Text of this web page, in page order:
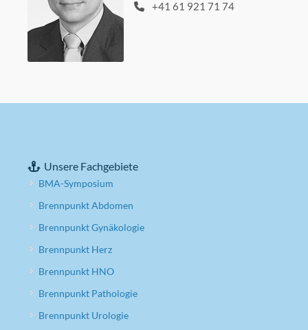
+41 61 921 71 74
Unsere Fachgebiete
BMA-Symposium
Brennpunkt Abdomen
Brennpunkt Gynäkologie
Brennpunkt Herz
Brennpunkt HNO
Brennpunkt Pathologie
Brennpunkt Urologie